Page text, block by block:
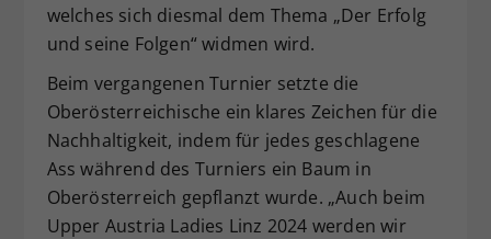
welches sich diesmal dem Thema „Der Erfolg
und seine Folgen“ widmen wird.
Beim vergangenen Turnier setzte die
Oberösterreichische ein klares Zeichen für die
Nachhaltigkeit, indem für jedes geschlagene
Ass während des Turniers ein Baum in
Oberösterreich gepflanzt wurde. „Auch beim
Upper Austria Ladies Linz 2024 werden wir